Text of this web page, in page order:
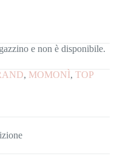
e non è disponibile.
, MOMONÌ, TOP